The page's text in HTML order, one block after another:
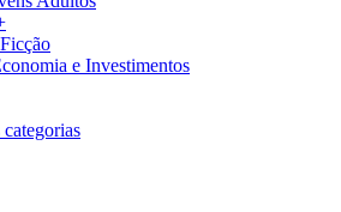
e Investimentos
categorias